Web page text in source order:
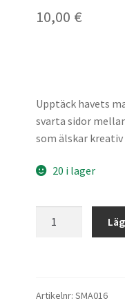
10,00 €
Upptäck havets
svarta sidor
som älskar
20 i lager
Artikelnr: SMA016